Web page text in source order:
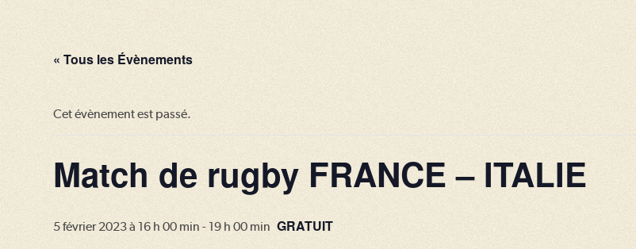
« Tous les Évènements
Cet évènement est passé.
Match de rugby FRANCE – ITALIE
5 février 2023 à 16 h 00 min - 19 h 00 min GRATUIT